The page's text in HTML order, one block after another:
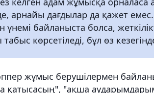
арнайы дағдылар да қажет
үнемі байланыста болса,
көрсетіледі, бұл өз
жұмыс берушілермен
қатысасың", "ақша